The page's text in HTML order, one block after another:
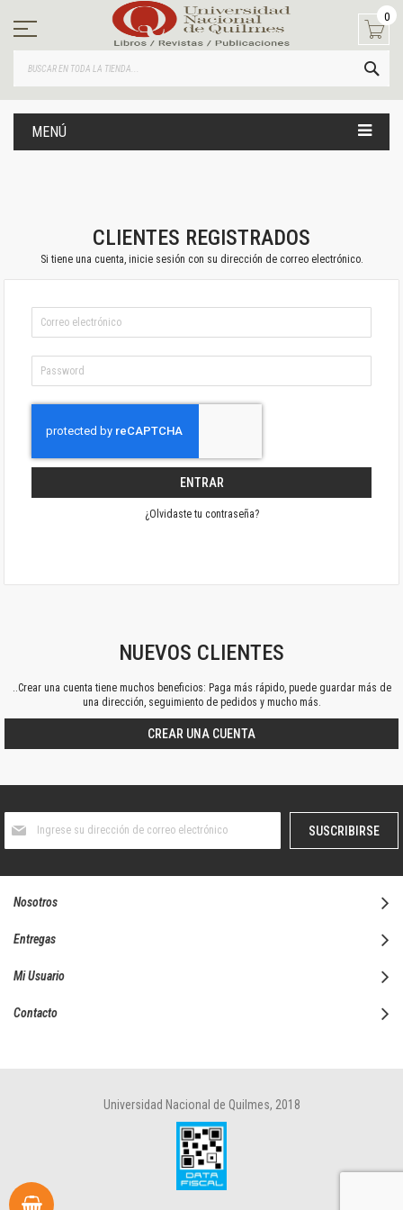
contenido
0
MENÚ
CLIENTES REGISTRADOS
Si tiene una cuenta, inicie sesión con su dirección de correo electrónico.
ENTRAR
¿Olvidaste tu contraseña?
NUEVOS CLIENTES
..Crear una cuenta tiene muchos beneficios: Paga más rápido, puede guardar más de
una dirección, seguimiento de pedidos y mucho más.
CREAR UNA CUENTA
boletín
SUSCRIBIRSE
Nosotros
Entregas
Mi Usuario
Contacto
Universidad Nacional de Quilmes, 2018